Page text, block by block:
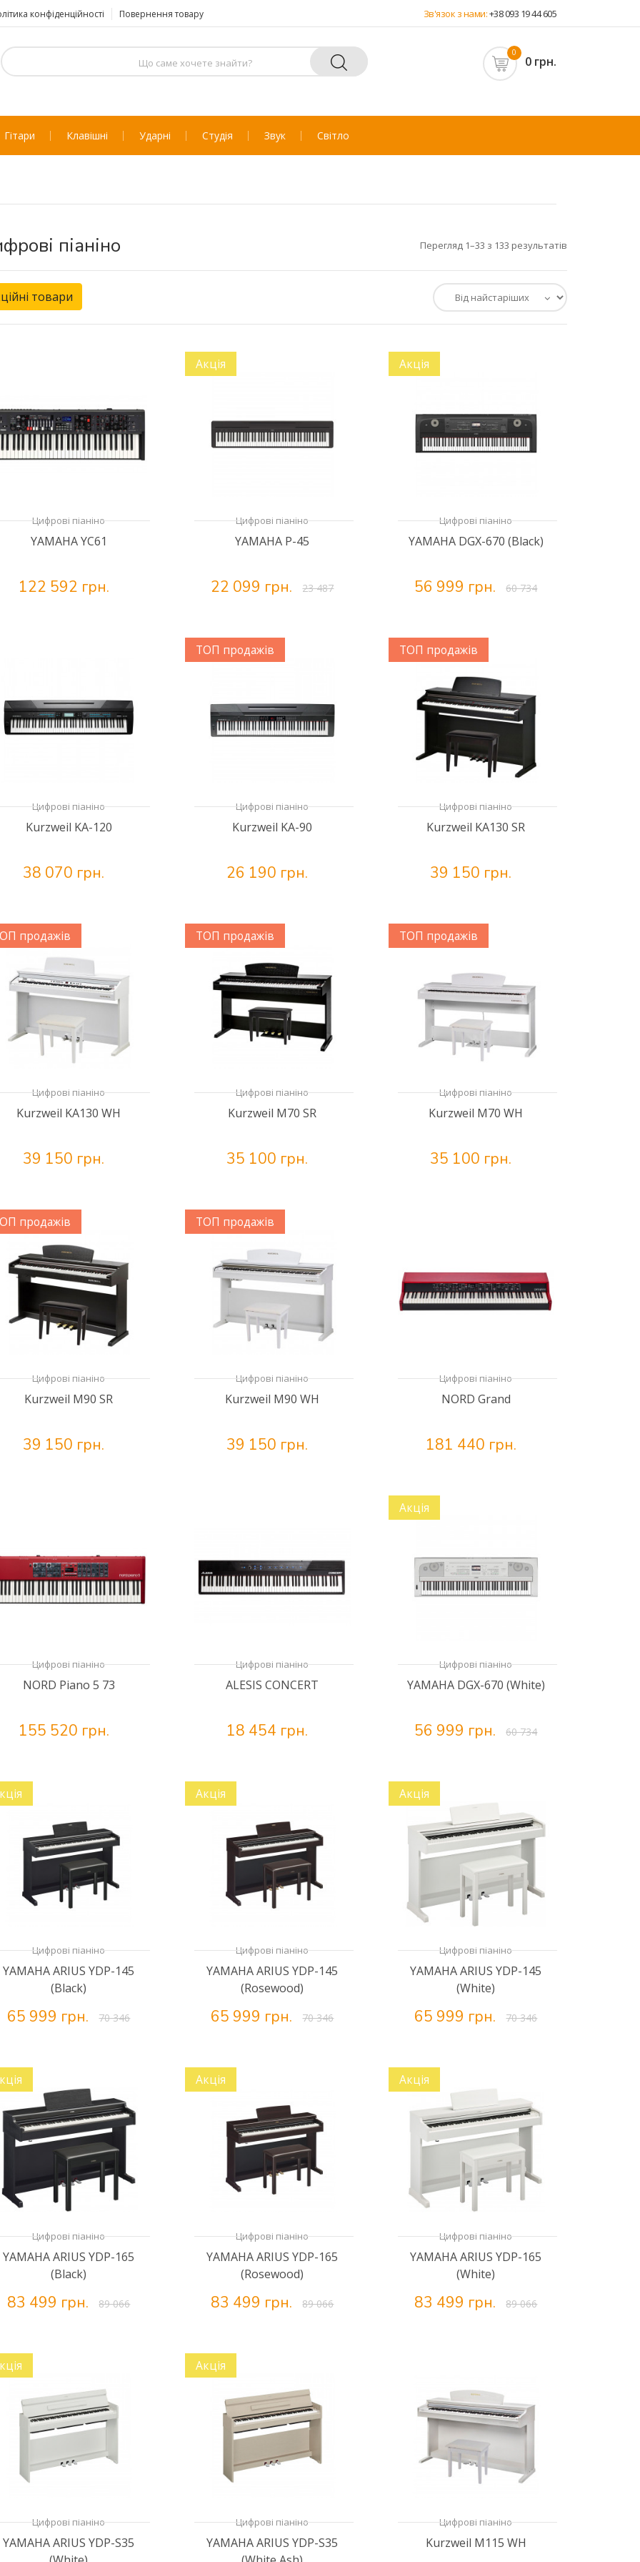
конфіденційності Повернення товару Зв'язок з нами:+38 093 19 44 605
0
0 грн.
Гітари Клавішні Ударні Студія Звук Світло
піаніно Перегляд 1–33 з 133 результатів
товари
Цифрові піаніно
YAMAHA YC61
122 592 грн.
Цифрові піаніно
YAMAHA P-45
22 099 грн. 23 487
Акція
Цифрові піаніно
YAMAHA DGX-670 (Black)
56 999 грн. 60 734
Акція
Цифрові піаніно
Kurzweil KA-120
38 070 грн.
Цифрові піаніно
Kurzweil KA-90
26 190 грн.
ТОП продажів
Цифрові піаніно
Kurzweil KA130 SR
39 150 грн.
ТОП продажів
Цифрові піаніно
Kurzweil KA130 WH
39 150 грн.
продажів
Цифрові піаніно
Kurzweil M70 SR
35 100 грн.
ТОП продажів
Цифрові піаніно
Kurzweil M70 WH
35 100 грн.
ТОП продажів
Цифрові піаніно
Kurzweil M90 SR
39 150 грн.
продажів
Цифрові піаніно
Kurzweil M90 WH
39 150 грн.
ТОП продажів
Цифрові піаніно
NORD Grand
181 440 грн.
Цифрові піаніно
NORD Piano 5 73
155 520 грн.
Цифрові піаніно
ALESIS CONCERT
18 454 грн.
Цифрові піаніно
YAMAHA DGX-670 (White)
56 999 грн. 60 734
Акція
Цифрові піаніно
YAMAHA ARIUS YDP-145
(Black)
65 999 грн. 70 346
Цифрові піаніно
YAMAHA ARIUS YDP-145
(Rosewood)
65 999 грн. 70 346
Акція
Цифрові піаніно
YAMAHA ARIUS YDP-145
(White)
65 999 грн. 70 346
Акція
Цифрові піаніно
YAMAHA ARIUS YDP-165
(Black)
83 499 грн. 89 066
Цифрові піаніно
YAMAHA ARIUS YDP-165
(Rosewood)
83 499 грн. 89 066
Акція
Цифрові піаніно
YAMAHA ARIUS YDP-165
(White)
83 499 грн. 89 066
Акція
Цифрові піаніно
YAMAHA ARIUS YDP-S35
Цифрові піаніно
YAMAHA ARIUS YDP-S35
Акція
Цифрові піаніно
Kurzweil M115 WH